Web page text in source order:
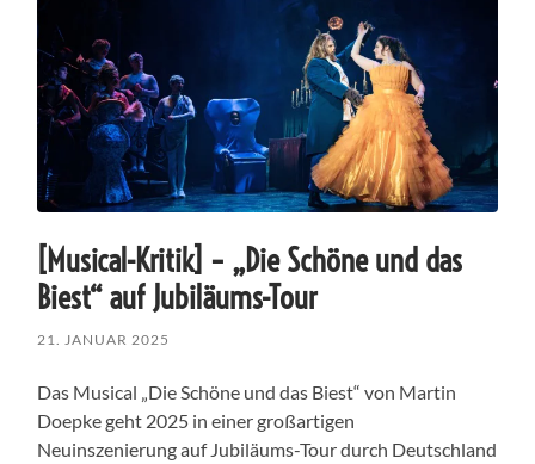
[Musical-Kritik] – „Die Schöne und das
Biest“ auf Jubiläums-Tour
21. JANUAR 2025
Das Musical „Die Schöne und das Biest“ von Martin
Doepke geht 2025 in einer großartigen
Neuinszenierung auf Jubiläums-Tour durch Deutschland